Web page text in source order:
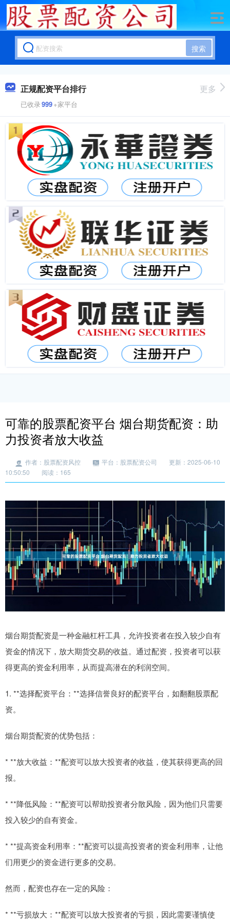
搜索
正规配资平台排行
已收录999+家平台
更多
可靠的股票配资平台 烟台期货配资：助
力投资者放大收益
作者：股票配资风控 平台：股票配资公司
更新：2025-06-10
10:50:50
阅读：165
烟台期货配资是一种金融杠杆工具，允许投资者在投入较少自有
资金的情况下，放大期货交易的收益。通过配资，投资者可以获
得更高的资金利用率，从而提高潜在的利润空间。
1. **选择配资平台：**选择信誉良好的配资平台，如翻翻股票配
资。
烟台期货配资的优势包括：
* **放大收益：**配资可以放大投资者的收益，使其获得更高的回
报。
* **降低风险：**配资可以帮助投资者分散风险，因为他们只需要
投入较少的自有资金。
* **提高资金利用率：**配资可以提高投资者的资金利用率，让他
们用更少的资金进行更多的交易。
然而，配资也存在一定的风险：
* **亏损放大：**配资可以放大投资者的亏损，因此需要谨慎使